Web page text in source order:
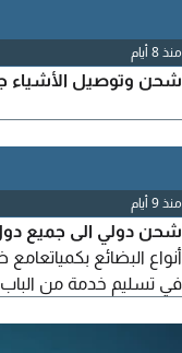
منذ 8 أيام
شحن وتوصيل الأشياء
منذ 9 أيام
شحن دولي الى جميع
أنواع البضائع
في تسليم خدمة من الباب